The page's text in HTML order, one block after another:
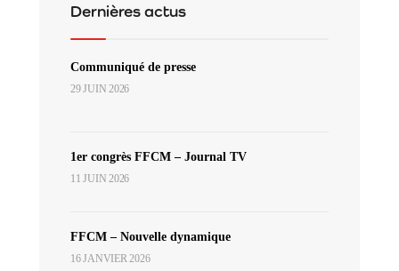
Dernières actus
Communiqué de presse
29 JUIN 2026
1er congrès FFCM – Journal TV
11 JUIN 2026
FFCM – Nouvelle dynamique
16 JANVIER 2026